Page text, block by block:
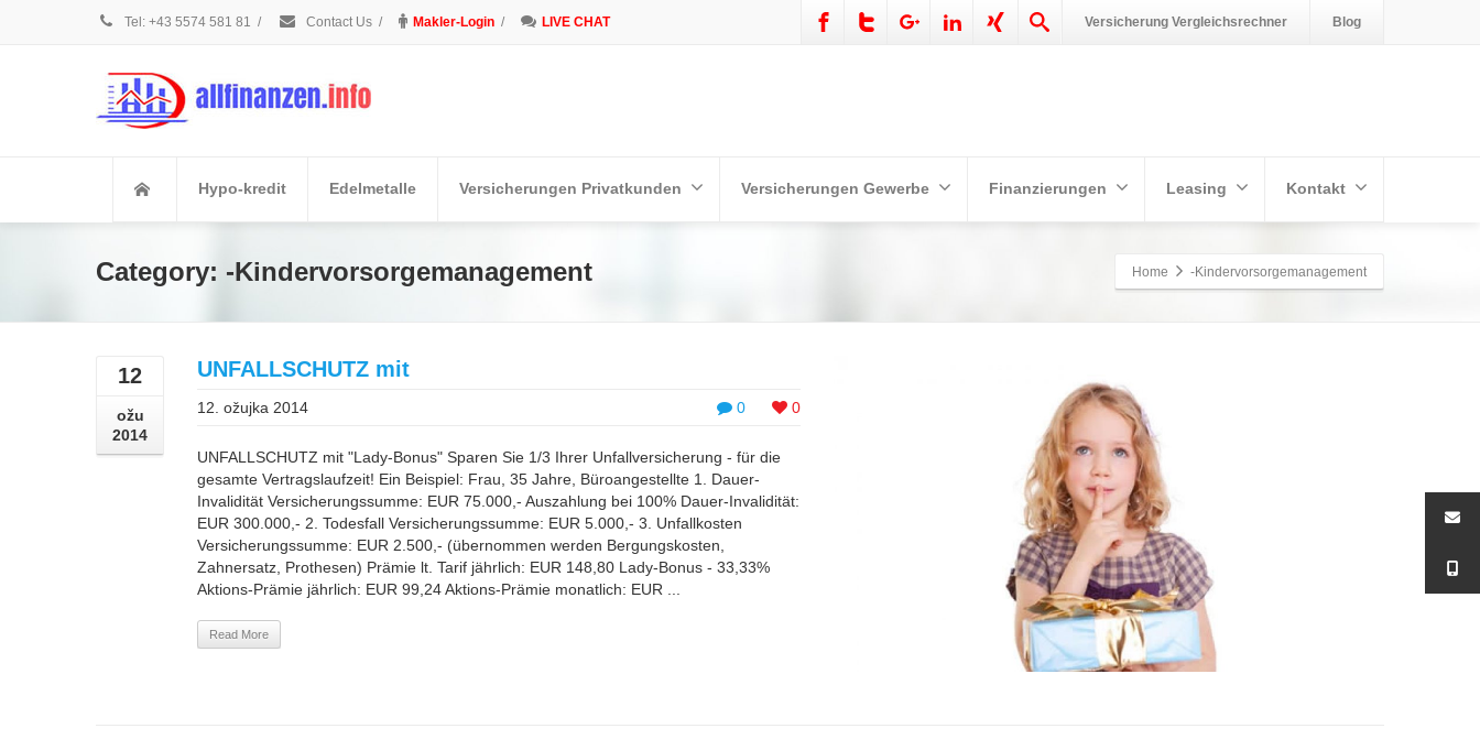
Tel: +43 5574 581 81 / Contact Us / Makler-Login / LIVE CHAT Versicherung Vergleichsrechner Blog
Hypo-kredit Edelmetalle Versicherungen Privatkunden Versicherungen Gewerbe Finanzierungen Leasing Kontakt
Category: -Kindervorsorgemanagement Home -Kindervorsorgemanagement
12
ožu
2014
UNFALLSCHUTZ mit
0 0
12. ožujka 2014
UNFALLSCHUTZ mit "Lady-Bonus" Sparen Sie 1/3 Ihrer Unfallversicherung - für die
gesamte Vertragslaufzeit! Ein Beispiel: Frau, 35 Jahre, Büroangestellte 1. Dauer-
Invalidität Versicherungssumme: EUR 75.000,- Auszahlung bei 100% Dauer-Invalidität:
EUR 300.000,- 2. Todesfall Versicherungssumme: EUR 5.000,- 3. Unfallkosten
Versicherungssumme: EUR 2.500,- (übernommen werden Bergungskosten,
Zahnersatz, Prothesen) Prämie lt. Tarif jährlich: EUR 148,80 Lady-Bonus - 33,33%
Aktions-Prämie jährlich: EUR 99,24 Aktions-Prämie monatlich: EUR ...
Read More